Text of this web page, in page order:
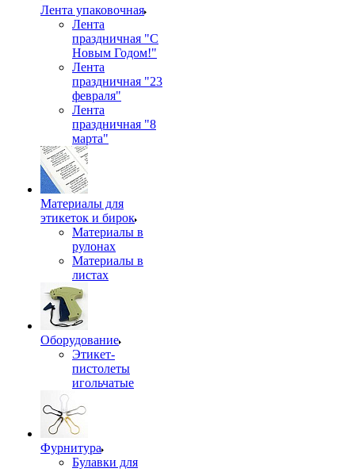
Лента упаковочная
Лента
праздничная "С
Новым Годом!"
Лента
праздничная "23
февраля"
Лента
праздничная "8
марта"
Материалы для
этикеток и бирок
Материалы в
рулонах
Материалы в
листах
Оборудование
Этикет-
пистолеты
игольчатые
Фурнитура
Булавки для